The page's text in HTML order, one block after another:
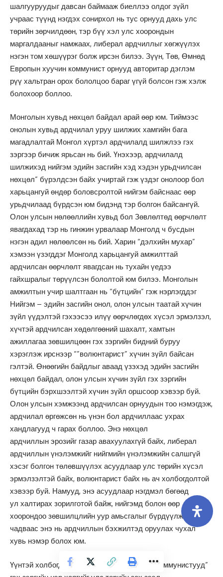
шалгууруудыг давсан баймааж биеллээ олдог зүйл
учраас түүнд нэгдэх сонирхол нь тус орнууд дахь улс
төрийн зөрчилдөөн, тэр бүү хэл улс хоорондын
маргалдааныг намжаах, либерал ардчиллыг хөгжүүлэх
нэгэн том хөшүүрэг болж ирсэн билээ. Зүүн, Төв, Өмнөд
Европын хуучин коммунист орнууд авторитар дэглэм
рүү хальтран орох бололцоо бараг үгүй болсон гэж хэлж
болохоор боллоо.
Монголын хувьд нөхцөл байдал арай өөр юм. Тиймээс
онолын хувьд ардчилал уруу шилжих хамгийн бага
магадлалтай Монгол хүртэл ардчилалд шилжлээ гэх
зэргээр бичиж ярьсан нь бий. Үнэхээр, ардчилалд
шилжихэд нийгэм эдийн засгийн хэд хэдэн урьдчилсан
нөхцөл” бүрэлдсэн байх учиртай гэж үздэг онолоор бол
харьцангуй өндөр боловсролтой нийгэм байснаас өөр
урьдчилаад бүрдсэн юм бидэнд тэр болгон байсангүй.
Олон улсын нөлөөллийн хувьд бол Зөвлөлтөд өөрчлөлт
явагдахад тэр нь гинжин урвалаар Монголд ч бусдын
нэгэн адил нөлөөлсөн нь бий. Харин “дэлхийн мухар”
хэмээн үзэгддэг Монголд харьцангуй амжилттай
ардчилсан өөрчлөлт явагдсан нь тухайн үедээ
гайхшралыг төрүүлсэн бололтой юм билээ. Монголын
амжилтын учир шалтгаан нь “бүтцийн” гэж нэрлэгддэг
Нийгэм – эдийн засгийн онол, олон улсын таатай хүчин
зүйл үүдэлтэй гэхээсээ илүү өөрчлөгдөх хүсэл эрмэлзэл,
хүчтэй ардчилсан хөдөлгөөний шахалт, хамтын
ажиллагаа зөвшилцөөн гэх зэргийн бидний буруу
хэрэглэж ирснээр “”волюнтарист” хүчин зүйл байсан
гэлтэй. Өнөөгийн байдлыг аваад үзэхэд эдийн засгийн
нөхцөл байдал, олон улсын хүчин зүйл гэх зэргийн
бүтцийн бэрхшээлтэй хүчин зүйл оршсоор хэвээр буй.
Олон улсын хэмжээнд ардчилсан орнуудын тоо нэмэгдэж,
ардчилал өргөжсөн нь үнэн бол ардчиллаас ухрах
хандлагууд ч гарах боллоо. Энэ нөхцөл
ардчиллын эрозийг газар авахуулахгүй байх, либерал
ардчиллын үнэлэмжийг нийгмийн үнэлэмжийн салшгүй
хэсэг болгон төлөвшүүлэх асуудлаар улс төрийн хүсэл
эрмэлзэлтэй байх, волюнтарист байх нь ач холбогдолтой
хэвээр буй. Намууд, энэ асуудлаар нэгдмэл бөгөөд
ул халтирах зорилготой байж, нийгэмд болон өөр
хоорондоо зөвшилцлийн уур амьсгалыг бүрдүүлж
чадваас энэ нь ардчиллын бэхжилтэд оруулах чухал
хувь нэмэр болох юм.
Үүнтэй холбогдуулан “ардчилагчид”, “экс-коммунистууд”